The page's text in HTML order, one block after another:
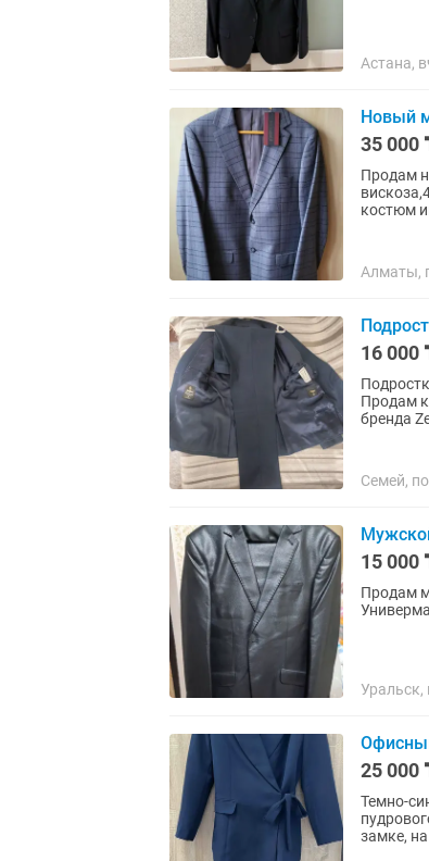
Астана,
Новый
35 000
Продам
вискоза,4%
костюм
Алматы,
16 000
Продам
бренда
Семей,
15 000
Продам
Уральск,
25 000
Темно-
замке,